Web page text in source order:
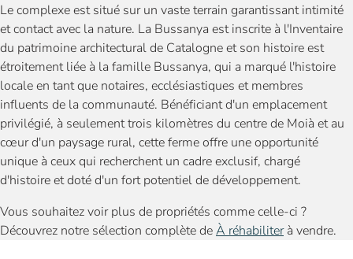
Le complexe est situé sur un vaste terrain garantissant intimité
et contact avec la nature. La Bussanya est inscrite à l'Inventaire
du patrimoine architectural de Catalogne et son histoire est
étroitement liée à la famille Bussanya, qui a marqué l'histoire
locale en tant que notaires, ecclésiastiques et membres
influents de la communauté. Bénéficiant d'un emplacement
privilégié, à seulement trois kilomètres du centre de Moià et au
cœur d'un paysage rural, cette ferme offre une opportunité
unique à ceux qui recherchent un cadre exclusif, chargé
d'histoire et doté d'un fort potentiel de développement.
Vous souhaitez voir plus de propriétés comme celle-ci ?
Découvrez notre sélection complète deÀ réhabiliterà vendre.